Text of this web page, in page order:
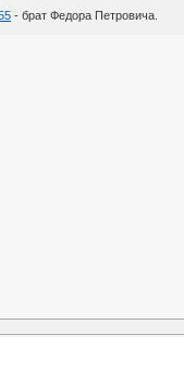
- брат Федора Петровича.